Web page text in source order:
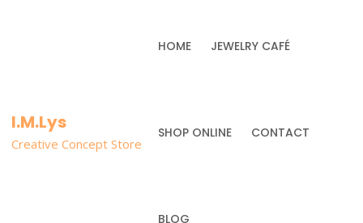
I.M.Lys
Creative Concept Store
HOME JEWELRY CAFÉ
SHOP ONLINE CONTACT
BLOG